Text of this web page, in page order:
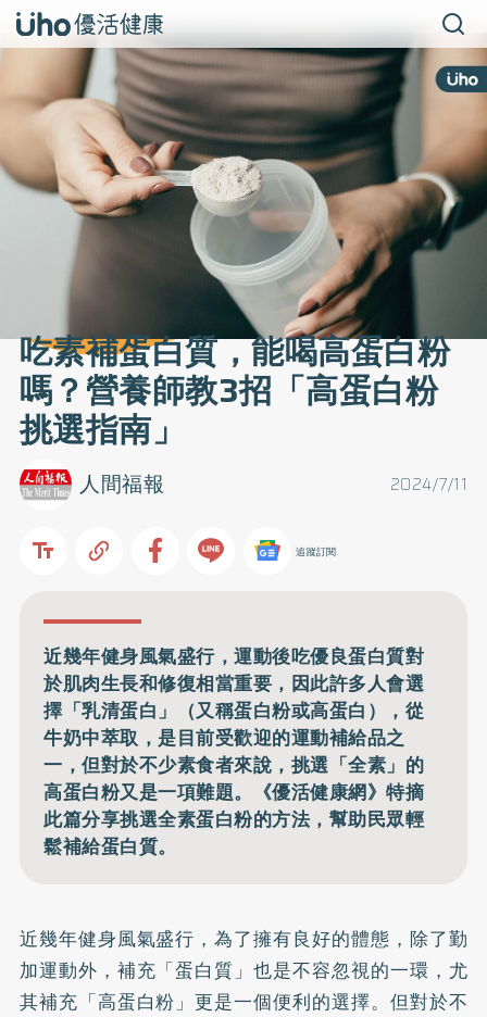
吃素補蛋白質，能喝高蛋白粉
嗎？營養師教3招「高蛋白粉
挑選指南」
2024/7/11
人間福報
追蹤訂閱
近幾年健身風氣盛行，運動後吃優良蛋白質對
於肌肉生長和修復相當重要，因此許多人會選
擇「乳清蛋白」（又稱蛋白粉或高蛋白），從
牛奶中萃取，是目前受歡迎的運動補給品之
一，但對於不少素食者來說，挑選「全素」的
高蛋白粉又是一項難題。《優活健康網》特摘
此篇分享挑選全素蛋白粉的方法，幫助民眾輕
鬆補給蛋白質。
近幾年健身風氣盛行，為了擁有良好的體態，除了勤
加運動外，補充「蛋白質」也是不容忽視的一環，尤
其補充「高蛋白粉」更是一個便利的選擇。但對於不